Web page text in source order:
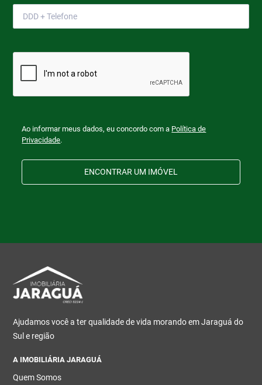
Ao informar meus dados, eu concordo com a Política de
Privacidade.
ENCONTRAR UM IMÓVEL
Ajudamos você a ter qualidade de vida morando em Jaraguá do
Sul e região
A IMOBILIÁRIA JARAGUÁ
Quem Somos